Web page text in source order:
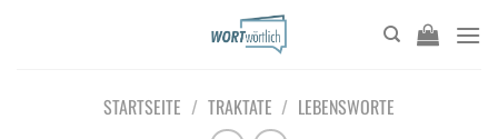
STARTSEITE / TRAKTATE / LEBENSWORTE